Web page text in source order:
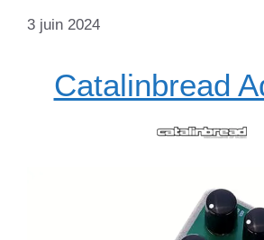
3 juin 2024
Catalinbread